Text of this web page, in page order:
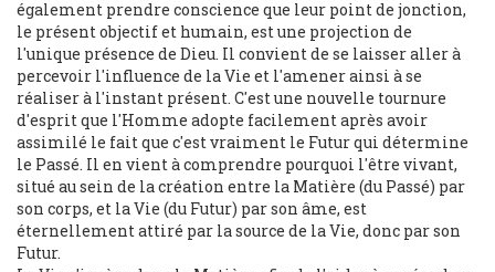
également prendre conscience que leur point de jonction,
le présent objectif et humain, est une projection de
l'unique présence de Dieu. Il convient de se laisser aller à
percevoir l'influence de la Vie et l'amener ainsi à se
réaliser à l'instant présent. C'est une nouvelle tournure
d'esprit que l'Homme adopte facilement après avoir
assimilé le fait que c'est vraiment le Futur qui détermine
le Passé. Il en vient à comprendre pourquoi l'être vivant,
situé au sein de la création entre la Matière (du Passé) par
son corps, et la Vie (du Futur) par son âme, est
éternellement attiré par la source de la Vie, donc par son
Futur.